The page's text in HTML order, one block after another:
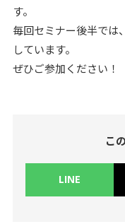
す。
毎回セミナー後半では
しています。
ぜひご参加ください！
こ
LINE